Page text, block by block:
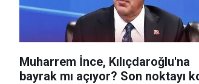
Muharrem İnce, Kılıçdaroğlu'na
bayrak mı açıyor? Son noktayı